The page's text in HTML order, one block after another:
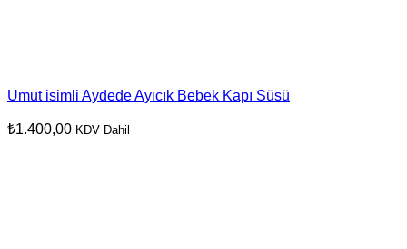
Umut isimli Aydede Ayıcık Bebek Kapı Süsü
₺1.400,00 KDV Dahil